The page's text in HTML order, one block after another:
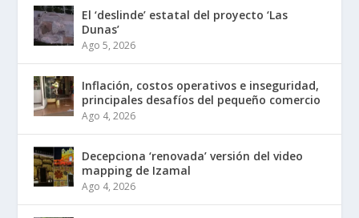
El ‘deslinde’ estatal del proyecto ‘Las
Dunas’
Ago 5, 2026
Inflación, costos operativos e inseguridad,
principales desafíos del pequeño comercio
Ago 4, 2026
Decepciona ‘renovada’ versión del video
mapping de Izamal
Ago 4, 2026